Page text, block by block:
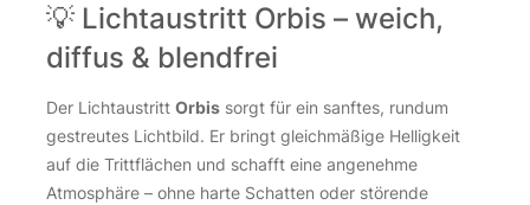
💡 Lichtaustritt Orbis – weich,
diffus & blendfrei
Der Lichtaustritt Orbis sorgt für ein sanftes, rundum
gestreutes Lichtbild. Er bringt gleichmäßige Helligkeit
auf die Trittflächen und schafft eine angenehme
Atmosphäre – ohne harte Schatten oder störende